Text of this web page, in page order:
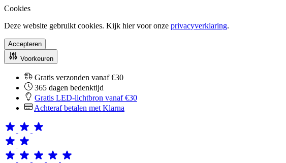
Cookies
Deze website gebruikt cookies. Kijk hier voor onze privacyverklaring.
Accepteren
Voorkeuren
Gratis verzonden vanaf €30
365 dagen bedenktijd
Gratis LED-lichtbron vanaf €30
Achteraf betalen met Klarna